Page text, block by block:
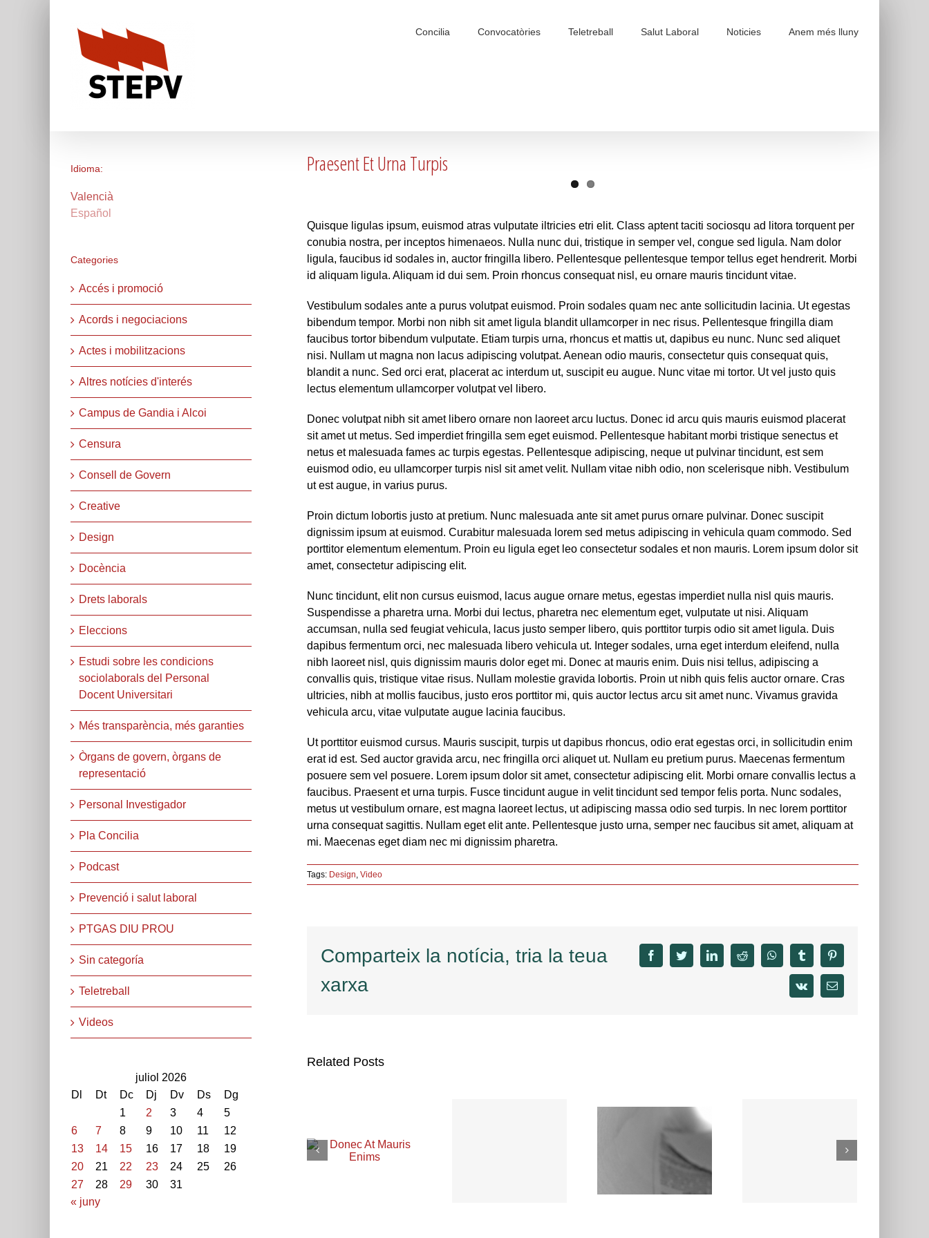
Concilia Convocatòries Teletreball Salut Laboral Noticies Anem més lluny
Praesent Et Urna Turpis
Quisque ligulas ipsum, euismod atras vulputate iltricies etri elit. Class aptent taciti sociosqu ad litora torquent per
conubia nostra, per inceptos himenaeos. Nulla nunc dui, tristique in semper vel, congue sed ligula. Nam dolor
ligula, faucibus id sodales in, auctor fringilla libero. Pellentesque pellentesque tempor tellus eget hendrerit. Morbi
id aliquam ligula. Aliquam id dui sem. Proin rhoncus consequat nisl, eu ornare mauris tincidunt vitae.
Vestibulum sodales ante a purus volutpat euismod. Proin sodales quam nec ante sollicitudin lacinia. Ut egestas
bibendum tempor. Morbi non nibh sit amet ligula blandit ullamcorper in nec risus. Pellentesque fringilla diam
faucibus tortor bibendum vulputate. Etiam turpis urna, rhoncus et mattis ut, dapibus eu nunc. Nunc sed aliquet
nisi. Nullam ut magna non lacus adipiscing volutpat. Aenean odio mauris, consectetur quis consequat quis,
blandit a nunc. Sed orci erat, placerat ac interdum ut, suscipit eu augue. Nunc vitae mi tortor. Ut vel justo quis
lectus elementum ullamcorper volutpat vel libero.
Donec volutpat nibh sit amet libero ornare non laoreet arcu luctus. Donec id arcu quis mauris euismod placerat
sit amet ut metus. Sed imperdiet fringilla sem eget euismod. Pellentesque habitant morbi tristique senectus et
netus et malesuada fames ac turpis egestas. Pellentesque adipiscing, neque ut pulvinar tincidunt, est sem
euismod odio, eu ullamcorper turpis nisl sit amet velit. Nullam vitae nibh odio, non scelerisque nibh. Vestibulum
ut est augue, in varius purus.
Proin dictum lobortis justo at pretium. Nunc malesuada ante sit amet purus ornare pulvinar. Donec suscipit
dignissim ipsum at euismod. Curabitur malesuada lorem sed metus adipiscing in vehicula quam commodo. Sed
porttitor elementum elementum. Proin eu ligula eget leo consectetur sodales et non mauris. Lorem ipsum dolor sit
amet, consectetur adipiscing elit.
Nunc tincidunt, elit non cursus euismod, lacus augue ornare metus, egestas imperdiet nulla nisl quis mauris.
Suspendisse a pharetra urna. Morbi dui lectus, pharetra nec elementum eget, vulputate ut nisi. Aliquam
accumsan, nulla sed feugiat vehicula, lacus justo semper libero, quis porttitor turpis odio sit amet ligula. Duis
dapibus fermentum orci, nec malesuada libero vehicula ut. Integer sodales, urna eget interdum eleifend, nulla
nibh laoreet nisl, quis dignissim mauris dolor eget mi. Donec at mauris enim. Duis nisi tellus, adipiscing a
convallis quis, tristique vitae risus. Nullam molestie gravida lobortis. Proin ut nibh quis felis auctor ornare. Cras
ultricies, nibh at mollis faucibus, justo eros porttitor mi, quis auctor lectus arcu sit amet nunc. Vivamus gravida
vehicula arcu, vitae vulputate augue lacinia faucibus.
Ut porttitor euismod cursus. Mauris suscipit, turpis ut dapibus rhoncus, odio erat egestas orci, in sollicitudin enim
erat id est. Sed auctor gravida arcu, nec fringilla orci aliquet ut. Nullam eu pretium purus. Maecenas fermentum
posuere sem vel posuere. Lorem ipsum dolor sit amet, consectetur adipiscing elit. Morbi ornare convallis lectus a
faucibus. Praesent et urna turpis. Fusce tincidunt augue in velit tincidunt sed tempor felis porta. Nunc sodales,
metus ut vestibulum ornare, est magna laoreet lectus, ut adipiscing massa odio sed turpis. In nec lorem porttitor
urna consequat sagittis. Nullam eget elit ante. Pellentesque justo urna, semper nec faucibus sit amet, aliquam at
mi. Maecenas eget diam nec mi dignissim pharetra.
Tags: Design,Video
Comparteix la notícia, tria la teua
xarxa
facebooktwitter linkedinreddit whatsapptumblr
vk Email
Related Posts
Idioma:
Valencià
Español
Categories
Accés i promoció
Acords i negociacions
Actes i mobilitzacions
Altres notícies d'interés
Campus de Gandia i Alcoi
Censura
Consell de Govern
Creative
Design
Docència
Drets laborals
Eleccions
Estudi sobre les condicions
sociolaborals del Personal
Docent Universitari
Més transparència, més garanties
Òrgans de govern, òrgans de
representació
Personal Investigador
Pla Concilia
Podcast
Prevenció i salut laboral
PTGAS DIU PROU
Sin categoría
Teletreball
Videos
juliol 2026
Dl
Dt Dc Dj Dv Ds
Dg
1
2 3 4
5
6
7 8 9 10 11
12
13
14 15 16 17 18
19
20
21 22 23 24 25
26
27
28 29 30
31
« juny